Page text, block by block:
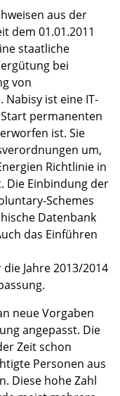
aus der
dem 01.01.2011
staatliche
bei
von
ist eine IT-
permanenten
ist. Sie
um,
Richtlinie in
Die Einbindung der
Schemes
Datenbank
das Einführen
Jahre 2013/2014
neue Vorgaben
angepasst. Die
Zeit schon
Personen aus
Diese hohe Zahl